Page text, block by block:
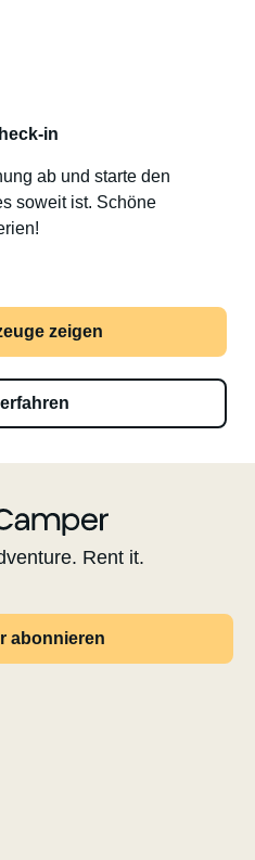
in
ab und starte den
soweit ist. Schöne
zeigen
Rent it.
abonnieren